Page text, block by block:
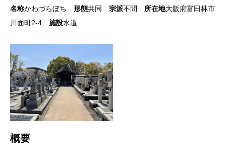
名称かわづらぼち 形態共同 宗派不問 所在地大阪府富田林市
川面町2-4 施設水道
概要